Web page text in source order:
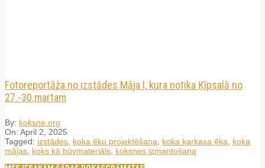
Fotoreportāža no izstādes Māja I, kura notika Ķīpsalā no
27.-30.martam
By: koksne.org
On: April 2, 2025
Tagged: izstādes koka ēku projektēšana koka karkasa ēka
koka
mājas koks kā būvmateriāls koksnes izmantošana